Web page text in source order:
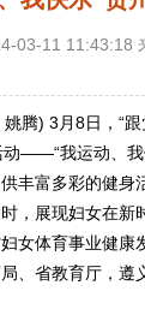
03-11 11:43:18
) 3月8日，“跟
——“我运动、我
富多彩的健身
，展现妇女在新
女体育事业健康
省教育厅，遵